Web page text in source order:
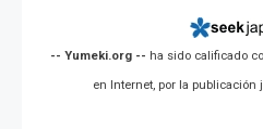
-- Yumeki.org -- ha sido calificado
en Internet, por la publicación